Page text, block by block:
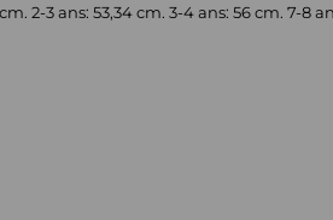
2-3 ans: 53,34 cm. 3-4 ans: 56 cm. 7-8